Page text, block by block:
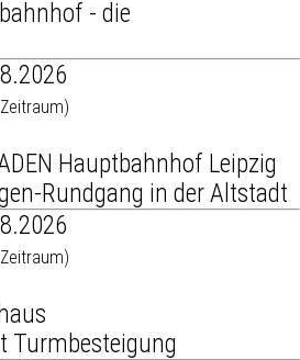
- die
Hauptbahnhof Leipzig
Rundgang in der Altstadt
Turmbesteigung